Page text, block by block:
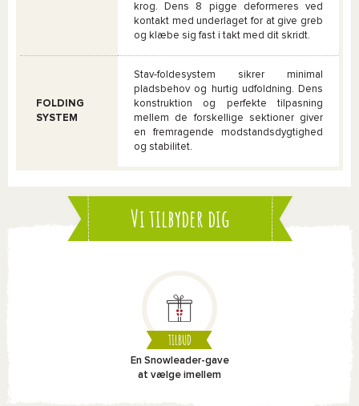
krog. Dens 8 pigge deformeres ved
kontakt med underlaget for at give greb
og klæbe sig fast i takt med dit skridt.
FOLDING
SYSTEM
Stav-foldesystem sikrer minimal
pladsbehov og hurtig udfoldning. Dens
konstruktion og perfekte tilpasning
mellem de forskellige sektioner giver
en fremragende modstandsdygtighed
og stabilitet.
Vi tilbyder dig
TILBUD
En Snowleader-gave
at vælge imellem